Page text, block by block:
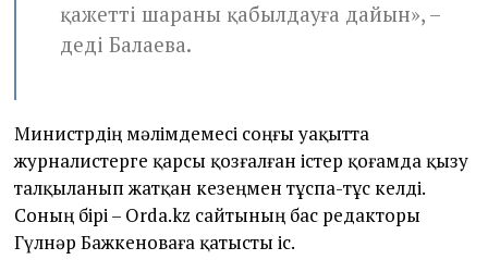
қажетті шараны қабылдауға дайын», –
деді Балаева.
Министрдің мәлімдемесі соңғы уақытта
журналистерге қарсы қозғалған істер қоғамда қызу
талқыланып жатқан кезеңмен тұспа-тұс келді.
Соның бірі – Orda.kz сайтының бас редакторы
Гүлнәр Бажкеноваға қатысты іс.